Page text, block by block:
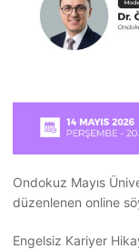
Ondokuz Mayıs
düzenlenen online
Engelsiz Kariyer